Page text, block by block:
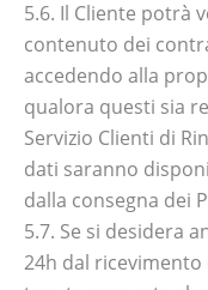
5.6. Il Cliente potrà
contenuto dei
accedendo alla
qualora questi sia
Servizio Clienti di
dati saranno
dalla consegna dei
5.7. Se si desidera
24h dal